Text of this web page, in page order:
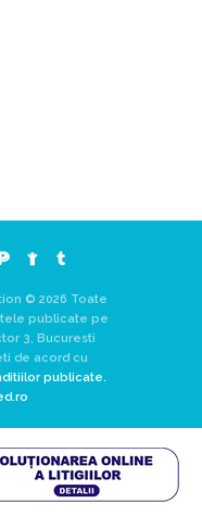
© 2026 Toate
publicate pe
3, Bucuresti
de acord cu
publicate.